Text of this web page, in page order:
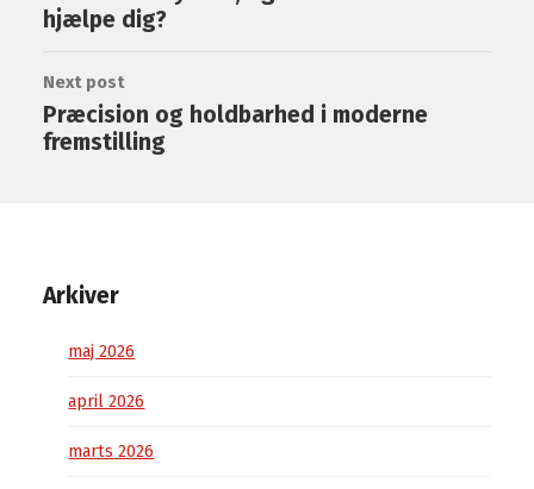
hjælpe dig?
Next post
Præcision og holdbarhed i moderne
fremstilling
Arkiver
maj 2026
april 2026
marts 2026